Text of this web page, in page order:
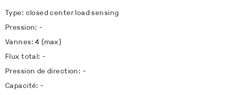
Type: closed center load sensing
Pression: -
Vannes: 4 (max)
Flux total: -
Pression de direction: -
Capacité: -